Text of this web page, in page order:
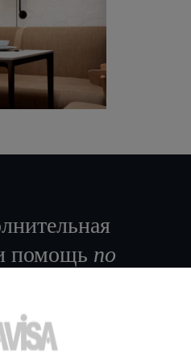
помощь по
Apavisa Porcelánico. Мы
со всем, что нужно для